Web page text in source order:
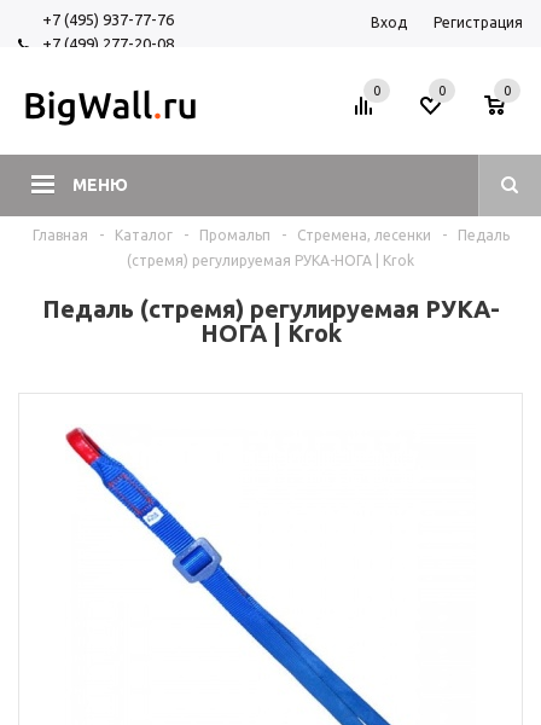
+7 (495) 937-77-76
+7 (499) 277-20-08
Вход Регистрация
МЕНЮ
0 0
0
Главная - Каталог - Промальп - Стремена, лесенки -
Педаль
(стремя) регулируемая РУКА-НОГА | Krok
Педаль (стремя) регулируемая РУКА-
НОГА | Krok